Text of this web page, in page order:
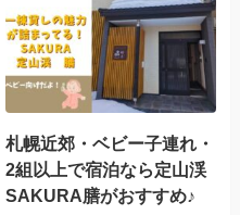
札幌近郊・ベビー子連れ・
2組以上で宿泊なら定山渓
SAKURA膳がおすすめ♪